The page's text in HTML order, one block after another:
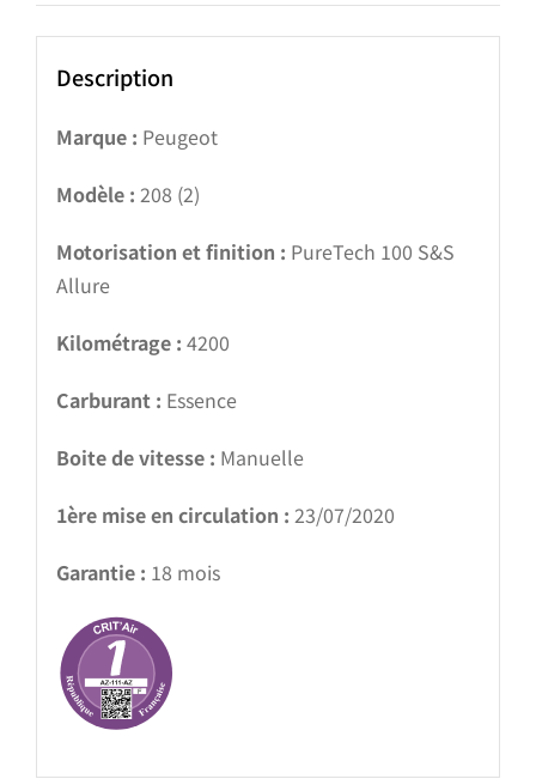
Description
Marque : Peugeot
Modèle : 208 (2)
Motorisation et finition : PureTech 100 S&S
Allure
Kilométrage : 4200
Carburant : Essence
Boite de vitesse : Manuelle
1ère mise en circulation : 23/07/2020
Garantie : 18 mois